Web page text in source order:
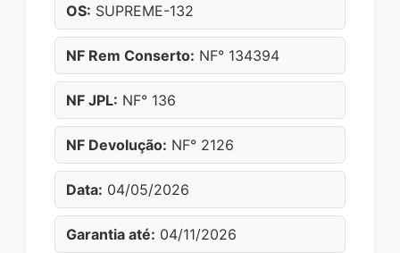
OS: SUPREME-132
NF Rem Conserto: NF° 134394
NF JPL: NF° 136
NF Devolução: NF° 2126
Data: 04/05/2026
Garantia até: 04/11/2026